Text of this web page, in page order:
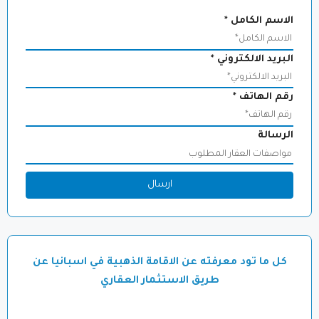
الاسم الكامل *
البريد الالكتروني *
رقم الهاتف *
الرسالة
ارسال
كل ما تود معرفته عن الاقامة الذهبية في اسبانيا عن
طريق الاستثمار العقاري